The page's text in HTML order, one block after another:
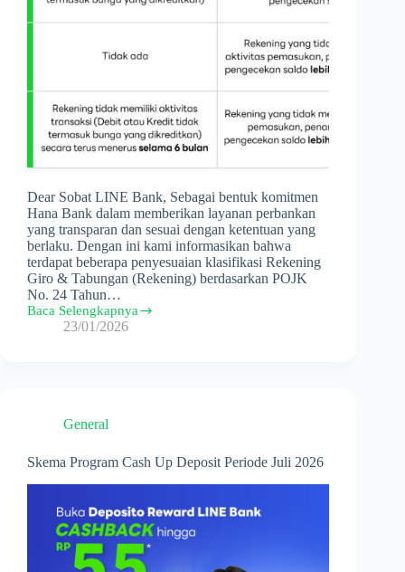
Dear Sobat LINE Bank, Sebagai bentuk komitmen
Hana Bank dalam memberikan layanan perbankan
yang transparan dan sesuai dengan ketentuan yang
berlaku. Dengan ini kami informasikan bahwa
terdapat beberapa penyesuaian klasifikasi Rekening
Giro & Tabungan (Rekening) berdasarkan POJK
No. 24 Tahun…
Baca Selengkapnya
Informasi
Pengelolaan
pada
Bank
Umum
23/01/2026
General
Skema Program Cash Up Deposit Periode Juli 2026